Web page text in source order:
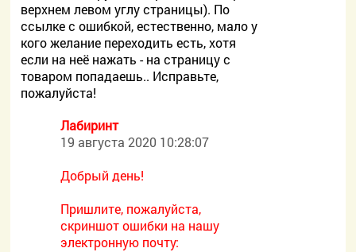
верхнем левом углу страницы). По
ссылке с ошибкой, естественно, мало у
кого желание переходить есть, хотя
если на неё нажать - на страницу с
товаром попадаешь.. Исправьте,
пожалуйста!
Лабиринт
19 августа 2020 10:28:07
Добрый день!
Пришлите, пожалуйста,
скриншот ошибки на нашу
электронную почту: